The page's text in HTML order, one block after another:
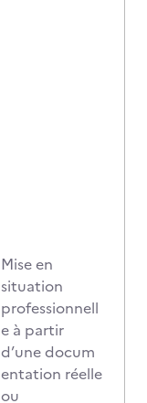
Mise en
situation
professionnell
e à partir
d’une docum
entation réelle
ou